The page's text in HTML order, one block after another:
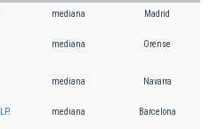
mediana Madrid
mediana Orense
mediana Navarra
mediana Barcelona